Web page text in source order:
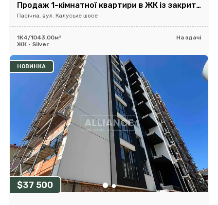
Продаж 1-кімнатної квартири в ЖК із закритою територією
Пасічна, вул. Калуське шосе
1К4/1043.00м²
На здачі
ЖК • Silver
НОВИНКА
$37 500